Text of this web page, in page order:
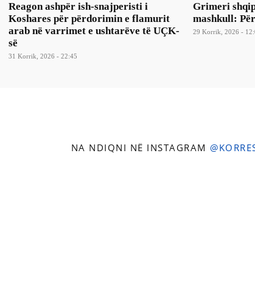
Reagon ashpër ish-snajperisti i
Koshares për përdorimin e flamurit
arab në varrimet e ushtarëve të UÇK-
së
31 Korrik, 2026 - 22:45
Grimeri
mashkull:
29 Korrik, 2026 -
NA NDIQNI NË INSTAGRAM